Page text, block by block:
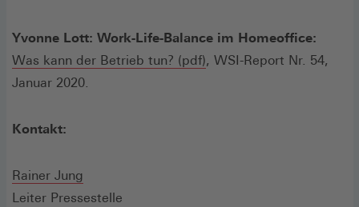
Yvonne Lott: Work-Life-Balance im Homeoffice:
Was kann der Betrieb tun? (pdf) (Öffnet
, WSI-Report Nr. 54,
Januar 2020.
Kontakt:
Rainer Jung
Leiter Pressestelle